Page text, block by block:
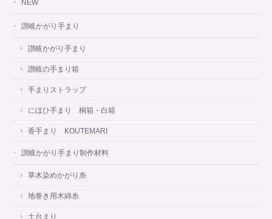
NEW
讃岐かがり手まり
讃岐かがり手まり
讃岐の手まり箱
手まりストラップ
にほひ手まり 桐箱・白箱
香手まり KOUTEMARI
讃岐かがり手まり制作材料
草木染めかがり糸
地巻き用木綿糸
土台まり